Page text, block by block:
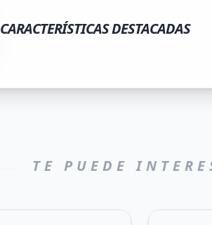
CARACTERÍSTICAS DESTACADAS
TE PUEDE